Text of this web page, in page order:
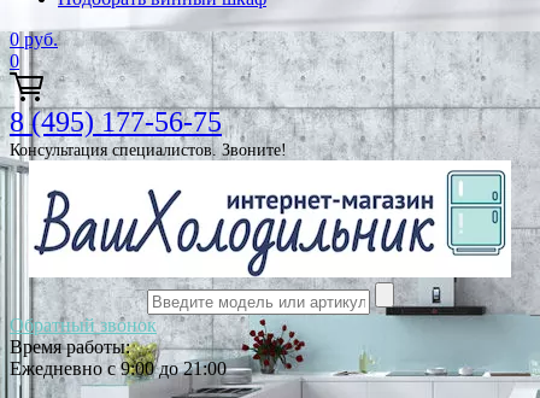
0 руб.
0
8 (495) 177-56-75
Консультация специалистов. Звоните!
Обратный звонок
Время работы:
Ежедневно с 9:00 до 21:00